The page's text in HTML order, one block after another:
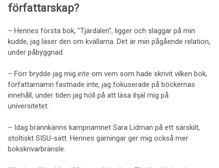
författarskap?
– Hennes första bok, "Tjärdalen", ligger och slaggar på min
kudde, jag läser den om kvällarna. Det är min pågående relation,
under påbyggnad.
– Förr brydde jag mig inte om vem som hade skrivit vilken bok,
författarnamn fastnade inte, jag fokuserade på böckernas
innehåll, under tiden jag höll på att läsa ihjäl mig på
universitetet.
– Idag brännkänns kampnamnet Sara Lidman på ett särskilt,
stoltiskt SISU-sätt. Hennes gärningar ger mig också mer
bokskrivarbränsle.